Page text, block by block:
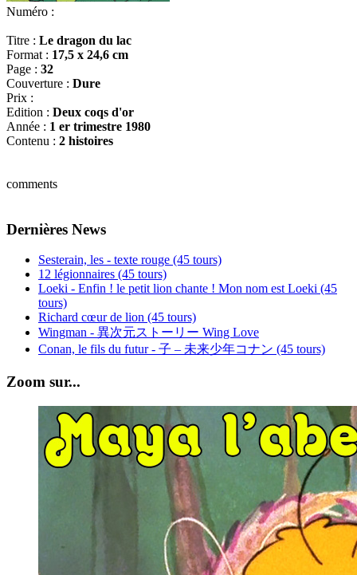
Numéro :
Titre : Le dragon du lac
Format : 17,5 x 24,6 cm
Page : 32
Couverture : Dure
Prix :
Edition : Deux coqs d'or
Année : 1 er trimestre 1980
Contenu : 2 histoires
comments
Dernières News
Sesterain, les - texte rouge (45 tours)
12 légionnaires (45 tours)
Loeki - Enfin ! le petit lion chante ! Mon nom est Loeki (45
tours)
Richard cœur de lion (45 tours)
Wingman - 異次元ストーリー Wing Love
Conan, le fils du futur - 子 – 未来少年コナン (45 tours)
Zoom sur...